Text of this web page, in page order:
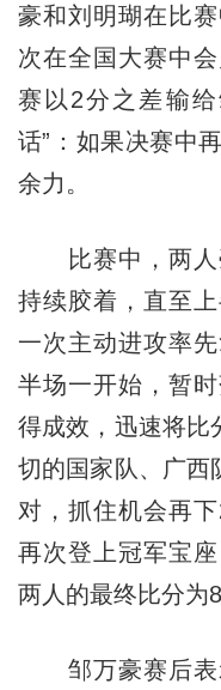
豪和刘明瑚在比
次在全国大赛中
赛以2分之差输
话”：如果决赛中
余力。
比赛中，两人
持续胶着，直至
一次主动进攻率
半场一开始，暂
得成效，迅速将比
切的国家队、广西
对，抓住机会再
再次登上冠军宝
两人的最终比分为
邹万豪赛后表